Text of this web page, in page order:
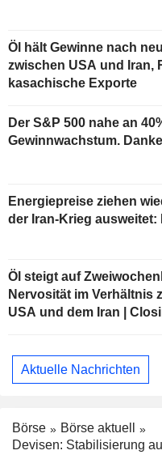
Öl hält Gewinne nach
zwischen USA und Iran,
kasachische Exporte
Der S&P 500 nahe an
Gewinnwachstum.
Energiepreise ziehen
der Iran-Krieg
Öl steigt auf
Nervosität im Verhältnis
USA und dem Iran |
Aktuelle Nachrichten
Börse
Börse aktuell
Devisen: Stabilisierung